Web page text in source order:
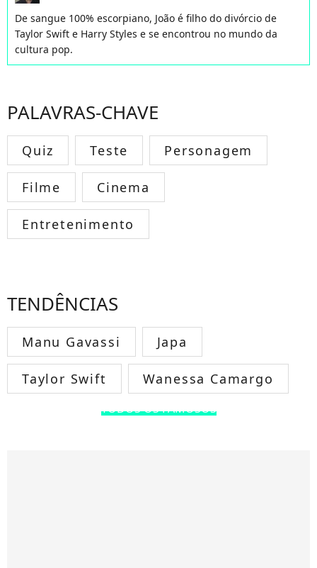
De sangue 100% escorpiano, João é filho do divórcio de
Taylor Swift e Harry Styles e se encontrou no mundo da
cultura pop.
PALAVRAS-CHAVE
Quiz Teste Personagem
Filme Cinema
Entretenimento
TENDÊNCIAS
Manu Gavassi Japa
Taylor Swift Wanessa Camargo
TODOS OS FAMOSOS